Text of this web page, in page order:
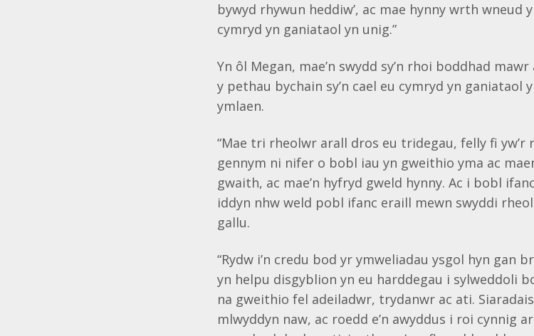
bywyd rhywun heddiw’, ac mae hynny wrth wneud
cymryd yn ganiataol yn unig.”
Yn ôl Megan, mae’n swydd sy’n rhoi boddhad
y pethau bychain sy’n cael eu cymryd yn ganiataol
ymlaen.
“Mae tri rheolwr arall dros eu tridegau, felly fi yw’r
gennym ni nifer o bobl iau yn gweithio yma ac
gwaith, ac mae’n hyfryd gweld hynny. Ac i bobl ifanc
iddyn nhw weld pobl ifanc eraill mewn swyddi
gallu.
“Rydw i’n credu bod yr ymweliadau ysgol hyn gan
yn helpu disgyblion yn eu harddegau i sylweddoli
na gweithio fel adeiladwr, trydanwr ac ati.
mlwyddyn naw, ac roedd e’n awyddus i roi cynnig